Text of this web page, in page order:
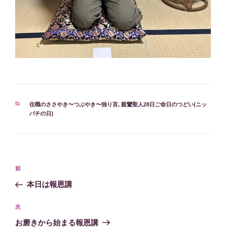
カ
テ
住職のささやき〜つぶやき〜独り言, 親鸞聖人28日ご命日のつどい(ニッ
パチの日)
投
ナ
ビ
ゲ
過
去
投
稿
前
本日は報恩講
次
の
次
お磨きから始まる報恩講